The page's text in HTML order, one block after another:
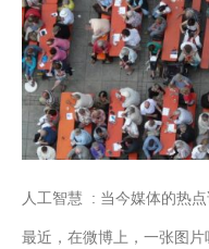
人工智慧 : 当今媒体的热
最近，在微博上，一张图